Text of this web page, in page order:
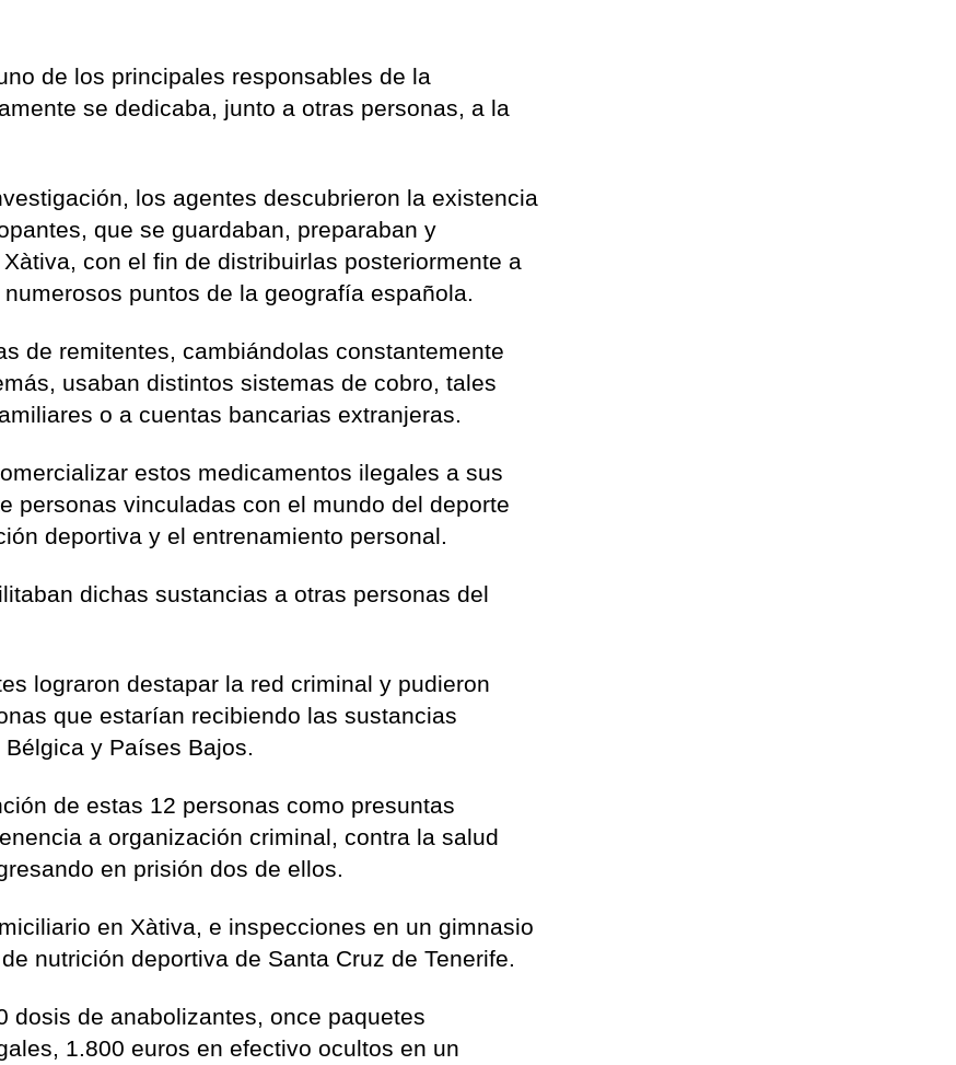
de los principales responsables de la
se dedicaba, junto a otras personas, a la
los agentes descubrieron la existencia
que se guardaban, preparaban y
con el fin de distribuirlas posteriormente a
puntos de la geografía española.
de remitentes, cambiándolas constantemente
usaban distintos sistemas de cobro, tales
o a cuentas bancarias extranjeras.
estos medicamentos ilegales a sus
personas vinculadas con el mundo del deporte
deportiva y el entrenamiento personal.
dichas sustancias a otras personas del
lograron destapar la red criminal y pudieron
que estarían recibiendo las sustancias
y Países Bajos.
de estas 12 personas como presuntas
a organización criminal, contra la salud
en prisión dos de ellos.
en Xàtiva, e inspecciones en un gimnasio
nutrición deportiva de Santa Cruz de Tenerife.
dosis de anabolizantes, once paquetes
1.800 euros en efectivo ocultos en un